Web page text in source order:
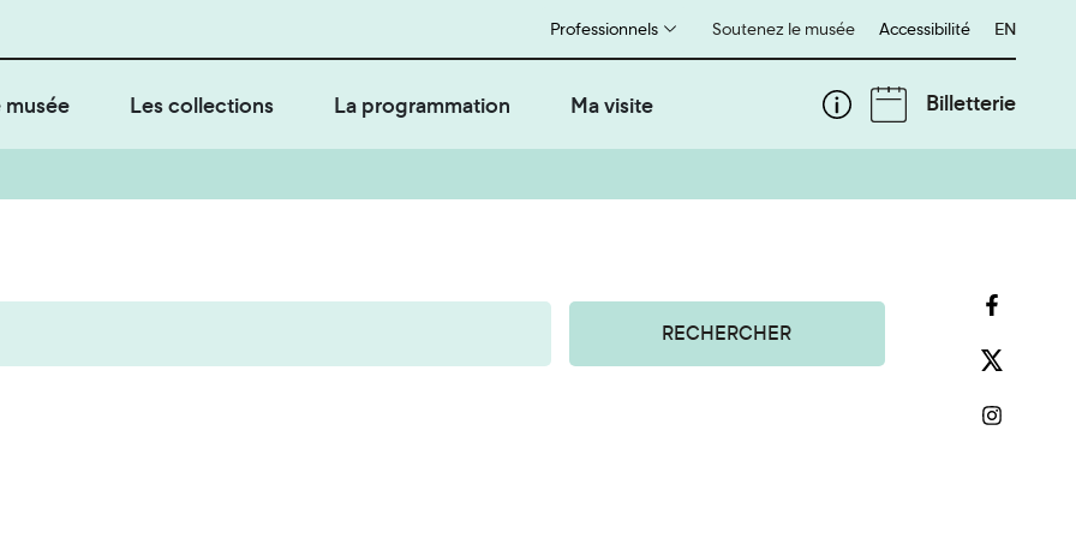
Soutenez le musée
Professionnels Accessibilité English
EN
musée Les collections La programmation Ma visite Billetterie
RECHERCHER